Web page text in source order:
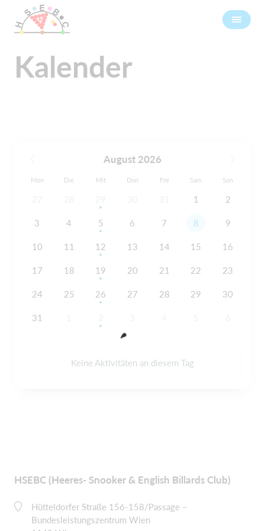
Kalender
August 2026
Mon Die Mit Don Fre Sam Son
1 2
3 4 5 6 7 8 9
10 11 12 13 14 15 16
17 18 19 20 21 22 23
24 25 26 27 28 29 30
31
Keine Aktivitäten an diesem Tag
HSEBC (Heeres- Snooker & English Billards Club)
Hütteldorfer Straße 156-158/Passage –
Bundesleistungszentrum Wien